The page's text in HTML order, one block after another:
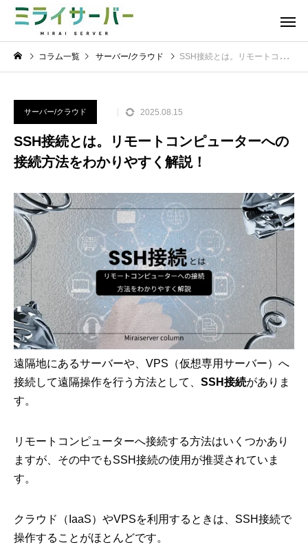
コラム一覧 サーバー/クラウド SSH接続とは。リモートコンピューターへの接続方法をわかりやすく解説！
サーバー/クラウド 2025.08.15
SSH接続とは。リモートコンピューターへの
接続方法をわかりやすく解説！
遠隔地にあるサーバーや、VPS（仮想専用サーバー）へ
接続して遠隔操作を行う方法として、 SSH接続がありま
す。
リモートコンピューターへ接続する方法はいくつかあり
ますが、その中でもSSH接続の使用が推奨されていま
す。
クラウド（IaaS）やVPSを利用するときは、SSH接続で
操作することがほとんどです。